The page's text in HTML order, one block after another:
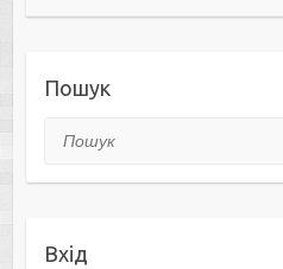
Пошук
Пошук
Вхід